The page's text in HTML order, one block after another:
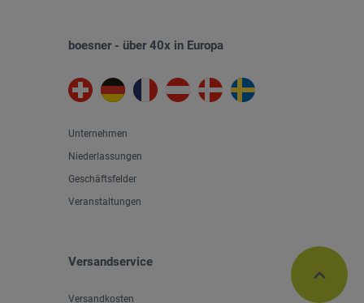
boesner - über 40x in Europa
Unternehmen
Niederlassungen
Geschäftsfelder
Veranstaltungen
Versandservice
Versandkosten